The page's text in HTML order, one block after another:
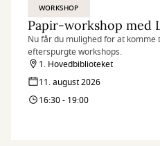
WORKSHOP
Papir-workshop med
Nu får du mulighed for at komme
efterspurgte workshops.
1. Hovedbiblioteket
11. august 2026
16:30 - 19:00